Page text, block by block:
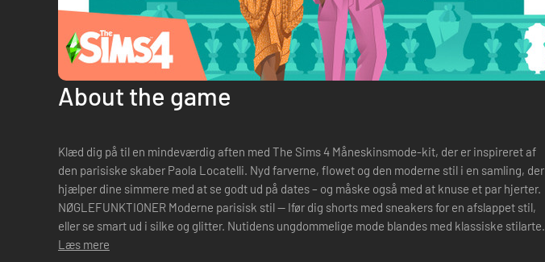
About the game
Klæd dig på til en mindeværdig aften med The Sims 4 Måneskinsmode-kit, der er inspireret af
den parisiske skaber Paola Locatelli. Nyd farverne, flowet og den moderne stil i en samling, der
hjælper dine simmere med at se godt ud på dates – og måske også med at knuse et par hjerter.
NØGLEFUNKTIONER Moderne parisisk stil — Ifør dig shorts med sneakers for en afslappet stil,
eller se smart ud i silke og glitter. Nutidens ungdommelige mode blandes med klassiske stilarter
for at skabe n...
Læs mere